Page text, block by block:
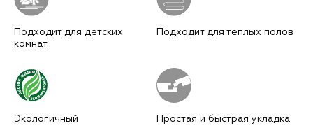
Подходит для детских
комнат
Подходит для теплых полов
Экологичный Простая и быстрая укладка